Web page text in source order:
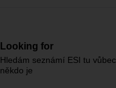
Looking for
Hledám seznámí ESI tu vůbec
někdo je